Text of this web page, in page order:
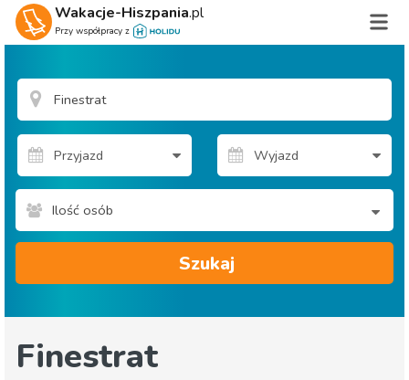
Wakacje-Hiszpania.pl
Przy współpracy z
Ilość osób
Szukaj
Finestrat